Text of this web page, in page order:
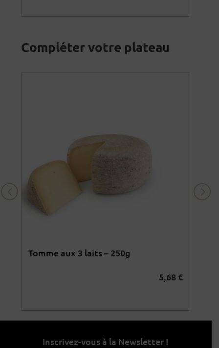
Compléter votre plateau
Tomme aux 3 laits – 250g
5,68€
Inscrivez-vous à la Newsletter !